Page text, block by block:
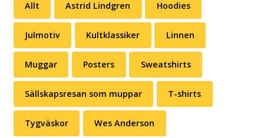
Allt Astrid Lindgren Hoodies
Julmotiv Kultklassiker Linnen
Muggar Posters Sweatshirts
Sällskapsresan som muppar T-shirts
Tygväskor Wes Anderson